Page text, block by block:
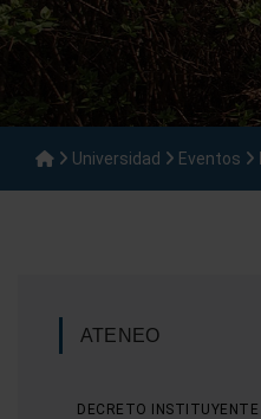
Universidad Eventos
ATENEO
DECRETO INSTITUYENTE